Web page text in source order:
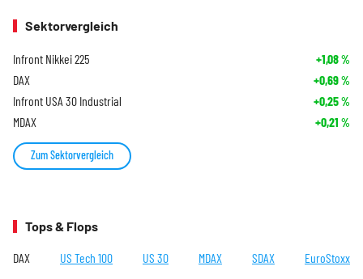
Sektorvergleich
Infront Nikkei 225 +1,08%
DAX +0,69%
Infront USA 30 Industrial +0,25%
MDAX +0,21 %
Zum Sektorvergleich
Tops & Flops
DAX US Tech 100 US 30 MDAX SDAX EuroStoxx